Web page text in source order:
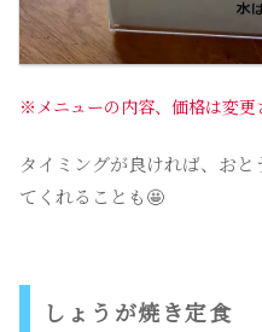
※メニューの内容、価格は変更
タイミングが良ければ、お
てくれることも🤩
しょうが焼き定食